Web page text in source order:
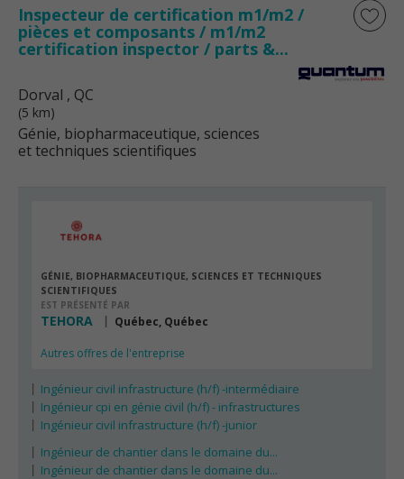
Inspecteur de certification m1/m2 /
pièces et composants / m1/m2
certification inspector / parts &...
Dorval , QC
(5 km)
Génie, biopharmaceutique, sciences
et techniques scientifiques
GÉNIE, BIOPHARMACEUTIQUE, SCIENCES ET TECHNIQUES
SCIENTIFIQUES
EST PRÉSENTÉ PAR
TEHORA Québec, Québec
Autres offres de l'entreprise
Ingénieur civil infrastructure (h/f) -intermédiaire
Ingénieur cpi en génie civil (h/f) - infrastructures
Ingénieur civil infrastructure (h/f) -junior
Ingénieur de chantier dans le domaine du...
Ingénieur de chantier dans le domaine du...